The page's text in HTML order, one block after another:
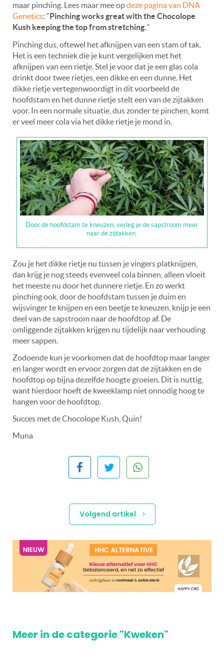
maar pinching. Lees maar mee opdeze pagina van DNA
Genetics: “Pinching works great with the Chocolope
Kush keeping the top from stretching.”
Pinching dus, oftewel het afknijpen van een stam of tak.
Het is een techniek die je kunt vergelijken met het
afknijpen van een rietje. Stel je voor dat je een glas cola
drinkt door twee rietjes, een dikke en een dunne. Het
dikke rietje vertegenwoordigt in dit voorbeeld de
hoofdstam en het dunne rietje stelt een van de zijtakken
voor. In een normale situatie, dus zonder te pinchen, komt
er veel meer cola via het dikke rietje je mond in.
Door de hoofdstam te kneuzen, verleg je de sapstroom meer
naar de zijtakken.
Zou je het dikke rietje nu tussen je vingers platknijpen,
dan krijg je nog steeds evenveel cola binnen, alleen vloeit
het meeste nu door het dunnere rietje. En zo werkt
pinching ook, door de hoofdstam tussen je duim en
wijsvinger te knijpen en een beetje te kneuzen, knijp je een
deel van de sapstroom naar de hoofdtop af. De
omliggende zijtakken krijgen nu tijdelijk naar verhouding
meer sappen.
Zodoende kun je voorkomen dat de hoofdtop maar langer
en langer wordt en ervoor zorgen dat de zijtakken en de
hoofdtop op bijna dezelfde hoogte groeien. Dit is nuttig,
want hierdoor hoeft de kweeklamp niet onnodig hoog te
hangen voor de hoofdtop.
Succes met de Chocolope Kush, Quin!
Muna
Volgend artikel
Meer in de categorie "Kweken"